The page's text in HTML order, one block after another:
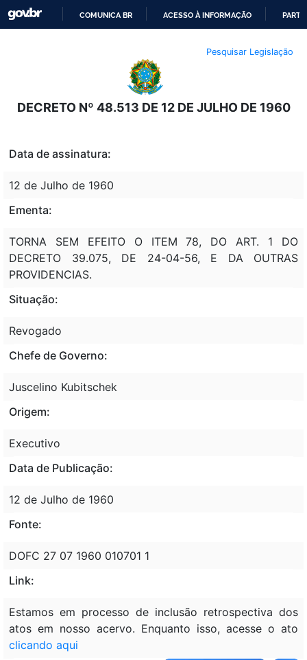
O
CONTEÚDO
COMUNICA BR ACESSO À INFORMAÇÃO
Pesquisar Legislação
DECRETO Nº 48.513 DE 12 DE JULHO DE 1960
Data de assinatura:
12 de Julho de 1960
Ementa:
TORNA SEM EFEITO O ITEM 78, DO ART. 1 DO
DECRETO 39.075, DE 24-04-56, E DA OUTRAS
PROVIDENCIAS.
Situação:
Revogado
Chefe de Governo:
Juscelino Kubitschek
Origem:
Executivo
Data de Publicação:
12 de Julho de 1960
Fonte:
DOFC 27 07 1960 010701 1
Link:
Estamos em processo de inclusão retrospectiva dos
atos em nosso acervo. Enquanto isso, acesse o ato
clicando aqui